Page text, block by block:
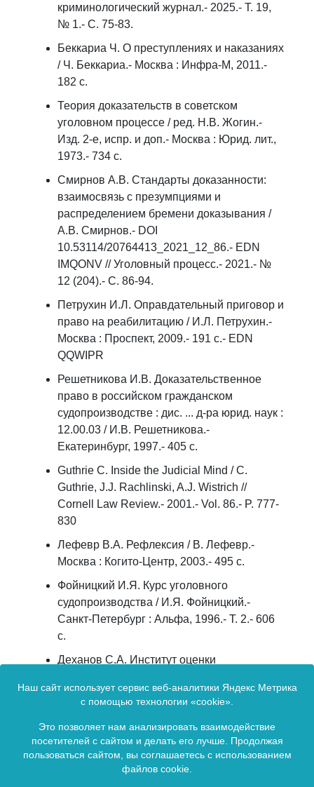
криминологический журнал.- 2025.- Т. 19,
№ 1.- С. 75-83.
Беккариа Ч. О преступлениях и наказаниях
/ Ч. Беккариа.- Москва : Инфра-М, 2011.-
182 с.
Теория доказательств в советском
уголовном процессе / ред. Н.В. Жогин.-
Изд. 2-е, испр. и доп.- Москва : Юрид. лит.,
1973.- 734 с.
Смирнов А.В. Стандарты доказанности:
взаимосвязь с презумпциями и
распределением бремени доказывания /
А.В. Смирнов.- DOI
10.53114/20764413_2021_12_86.- EDN
IMQONV // Уголовный процесс.- 2021.- №
12 (204).- С. 86-94.
Петрухин И.Л. Оправдательный приговор и
право на реабилитацию / И.Л. Петрухин.-
Москва : Проспект, 2009.- 191 с.- EDN
QQWIPR
Решетникова И.В. Доказательственное
право в российском гражданском
судопроизводстве : дис. ... д-ра юрид. наук :
12.00.03 / И.В. Решетникова.-
Екатеринбург, 1997.- 405 с.
Guthrie C. Inside the Judicial Mind / C.
Guthrie, J.J. Rachlinski, A.J. Wistrich //
Cornell Law Review.- 2001.- Vol. 86.- P. 777-
830
Лефевр В.А. Рефлексия / В. Лефевр.-
Москва : Когито-Центр, 2003.- 495 с.
Фойницкий И.Я. Курс уголовного
судопроизводства / И.Я. Фойницкий.-
Санкт-Петербург : Альфа, 1996.- Т. 2.- 606
с.
Деханов C.А. Институт оценки
доктринальный и правоприменительный
опыт / С.А. Деханов.- DOI 10.52068/2304-
9839_2022_58_3_39.- EDN MXNVEX //
Евразийская адвокатура.- 2022.- № 3 (58).-
С. 39-43.
Наш сайт использует сервис веб-аналитики Яндекс Метрика
с помощью технологии «cookie».
Это позволяет нам анализировать взаимодействие
посетителей с сайтом и делать его лучше. Продолжая
пользоваться сайтом, вы соглашаетесь с использованием
файлов cookie.